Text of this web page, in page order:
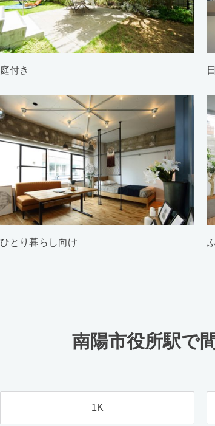
庭付き
ひとり暮らし向け
南陽市役所駅で
1K